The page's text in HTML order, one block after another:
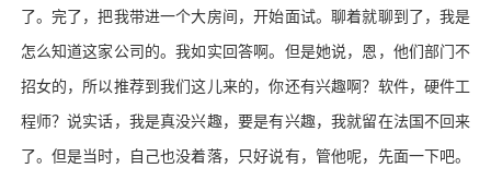
了。完了，把我带进一个大房间，开始面试。聊着就聊到了，我是
怎么知道这家公司的。我如实回答啊。但是她说，恩，他们部门不
招女的，所以推荐到我们这儿来的，你还有兴趣啊？软件，硬件工
程师？说实话，我是真没兴趣，要是有兴趣，我就留在法国不回来
了。但是当时，自己也没着落，只好说有，管他呢，先面一下吧。